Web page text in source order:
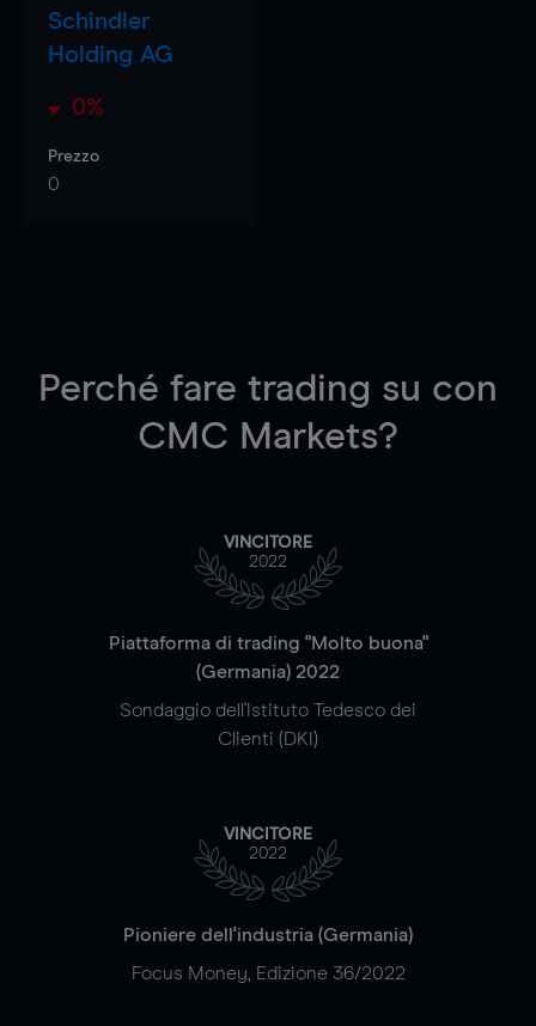
Schindler
Holding AG
0%
Prezzo
0
Perché fare trading su con
CMC Markets?
VINCITORE
2022
Piattaforma di trading "Molto buona"
(Germania) 2022
Sondaggio dell'Istituto Tedesco dei
Clienti (DKI)
VINCITORE
2022
Pioniere dell'industria (Germania)
Focus Money, Edizione 36/2022